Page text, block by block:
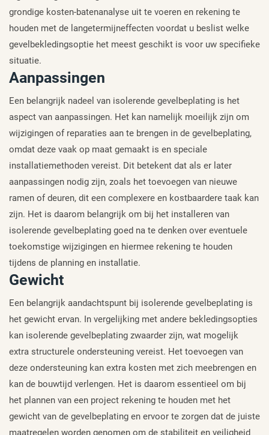
grondige kosten-batenanalyse uit te voeren en rekening te
houden met de langetermijneffecten voordat u beslist welke
gevelbekledingsoptie het meest geschikt is voor uw specifieke
situatie.
Aanpassingen
Een belangrijk nadeel van isolerende gevelbeplating is het
aspect van aanpassingen. Het kan namelijk moeilijk zijn om
wijzigingen of reparaties aan te brengen in de gevelbeplating,
omdat deze vaak op maat gemaakt is en speciale
installatiemethoden vereist. Dit betekent dat als er later
aanpassingen nodig zijn, zoals het toevoegen van nieuwe
ramen of deuren, dit een complexere en kostbaardere taak kan
zijn. Het is daarom belangrijk om bij het installeren van
isolerende gevelbeplating goed na te denken over eventuele
toekomstige wijzigingen en hiermee rekening te houden
tijdens de planning en installatie.
Gewicht
Een belangrijk aandachtspunt bij isolerende gevelbeplating is
het gewicht ervan. In vergelijking met andere bekledingsopties
kan isolerende gevelbeplating zwaarder zijn, wat mogelijk
extra structurele ondersteuning vereist. Het toevoegen van
deze ondersteuning kan extra kosten met zich meebrengen en
kan de bouwtijd verlengen. Het is daarom essentieel om bij
het plannen van een project rekening te houden met het
gewicht van de gevelbeplating en ervoor te zorgen dat de juiste
maatregelen worden genomen om de stabiliteit en veiligheid